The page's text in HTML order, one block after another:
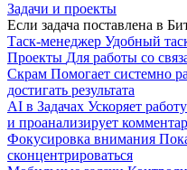
Задачи и проекты
Если задача поставлена в
Таск-менеджер Удобный
Проекты Для работы со
Скрам Помогает системно
достигать результата
AI в Задачах Ускоряет
и проанализирует
Фокусировка внимания
сконцентрироваться